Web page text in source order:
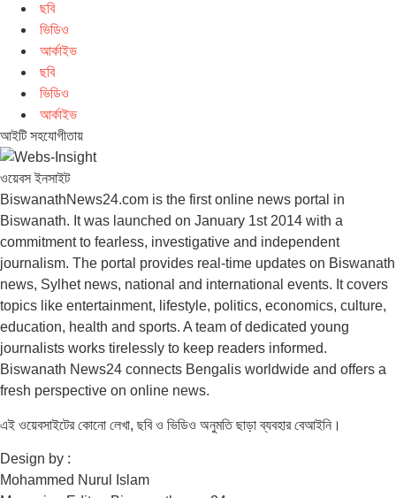
ছবি
ভিডিও
আর্কাইভ
ছবি
ভিডিও
আর্কাইভ
আইটি সহযোগীতায়
ওয়েবস ইনসাইট
BiswanathNews24.com is the first online news portal in
Biswanath. It was launched on January 1st 2014 with a
commitment to fearless, investigative and independent
journalism. The portal provides real-time updates on Biswanath
news, Sylhet news, national and international events. It covers
topics like entertainment, lifestyle, politics, economics, culture,
education, health and sports. A team of dedicated young
journalists works tirelessly to keep readers informed.
Biswanath News24 connects Bengalis worldwide and offers a
fresh perspective on online news.
এই ওয়েবসাইটের কোনো লেখা, ছবি ও ভিডিও অনুমতি ছাড়া ব্যবহার বেআইনি।
Design by :
Mohammed Nurul Islam